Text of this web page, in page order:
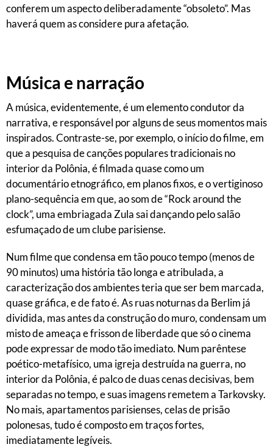
conferem um aspecto deliberadamente “obsoleto”. Mas
haverá quem as considere pura afetação.
Música e narração
A música, evidentemente, é um elemento condutor da
narrativa, e responsável por alguns de seus momentos mais
inspirados. Contraste-se, por exemplo, o início do filme, em
que a pesquisa de canções populares tradicionais no
interior da Polônia, é filmada quase como um
documentário etnográfico, em planos fixos, e o vertiginoso
plano-sequência em que, ao som de “Rock around the
clock”, uma embriagada Zula sai dançando pelo salão
esfumaçado de um clube parisiense.
Num filme que condensa em tão pouco tempo (menos de
90 minutos) uma história tão longa e atribulada, a
caracterização dos ambientes teria que ser bem marcada,
quase gráfica, e de fato é. As ruas noturnas da Berlim já
dividida, mas antes da construção do muro, condensam um
misto de ameaça e frisson de liberdade que só o cinema
pode expressar de modo tão imediato. Num parêntese
poético-metafísico, uma igreja destruída na guerra, no
interior da Polônia, é palco de duas cenas decisivas, bem
separadas no tempo, e suas imagens remetem a Tarkovsky.
No mais, apartamentos parisienses, celas de prisão
polonesas, tudo é composto em traços fortes,
imediatamente legíveis.